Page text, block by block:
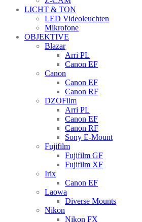
LICHT & TON
LED Videoleuchten
Mikrofone
OBJEKTIVE
Blazar
Arri PL
Canon EF
Canon
Canon EF
Canon RF
DZOFilm
Arri PL
Canon EF
Canon RF
Sony E-Mount
Fujifilm
Fujifilm GF
Fujifilm XF
Irix
Canon EF
Laowa
Diverse Mounts
Nikon
Nikon FX